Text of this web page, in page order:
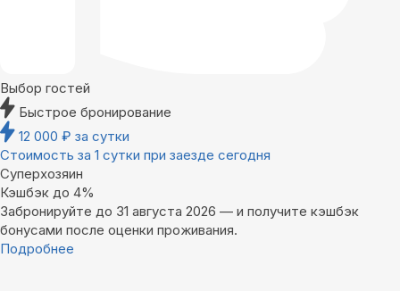
Выбор гостей
Быстрое бронирование
12 000 ₽ за сутки
Стоимость за 1 сутки при заезде сегодня
Суперхозяин
Кэшбэк до 4%
Забронируйте до 31 августа 2026 — и получите кэшбэк
бонусами после оценки проживания.
Подробнее